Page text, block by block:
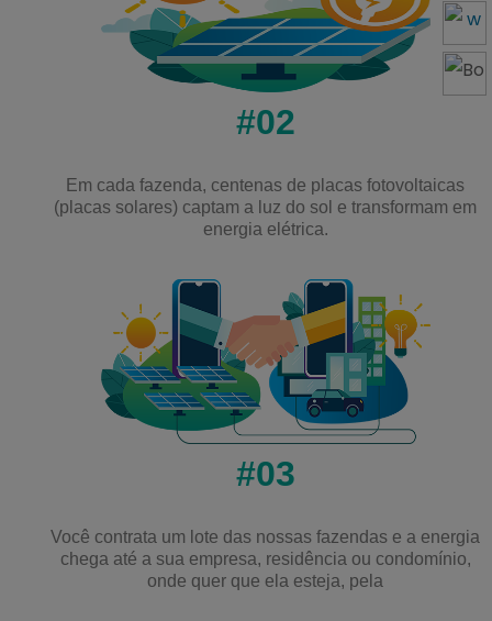
#02
Em cada fazenda, centenas de placas fotovoltaicas
(placas solares) captam a luz do sol e transformam em
energia elétrica.
#03
Você contrata um lote das nossas fazendas e a energia
chega até a sua empresa, residência ou condomínio,
onde quer que ela esteja, pela